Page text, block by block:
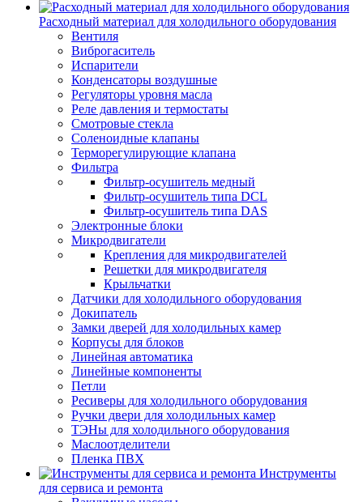
Расходный материал для холодильного оборудования
Вентиля
Виброгаситель
Испарители
Конденсаторы воздушные
Регуляторы уровня масла
Реле давления и термостаты
Смотровые стекла
Соленоидные клапаны
Терморегулирующие клапана
Фильтра
Фильтр-осушитель медный
Фильтр-осушитель типа DCL
Фильтр-осушитель типа DAS
Электронные блоки
Микродвигатели
Крепления для микродвигателей
Решетки для микродвигателя
Крыльчатки
Датчики для холодильного оборудования
Докипатель
Замки дверей для холодильных камер
Корпусы для блоков
Линейная автоматика
Линейные компоненты
Петли
Ресиверы для холодильного оборудования
Ручки двери для холодильных камер
ТЭНы для холодильного оборудования
Маслоотделители
Пленка ПВХ
Инструменты
для сервиса и ремонта